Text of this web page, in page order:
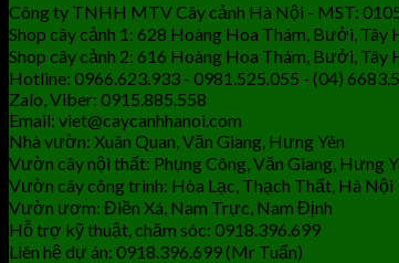
Công ty TNHH MTV Cây cảnh Hà Nội - MST:
Shop cây cảnh 1: 628 Hoàng Hoa Thám, Bưởi, Tây
Shop cây cảnh 2: 616 Hoàng Hoa Thám, Bưởi, Tây
Hotline: 0966.623.933 - 0981.525.055 - (04)
Zalo, Viber: 0915.885.558
Email: viet@caycanhhanoi.com
Nhà vườn: Xuân Quan, Văn Giang, Hưng Yên
Vườn cây nội thất: Phụng Công, Văn Giang, Hưng
Vườn cây công trình: Hòa Lạc, Thạch Thất, Hà Nội
Vườn ươm: Điền Xá, Nam Trực, Nam Định
Hỗ trợ kỹ thuật, chăm sóc: 0918.396.699
Liên hệ dự án: 0918.396.699 (Mr Tuấn)